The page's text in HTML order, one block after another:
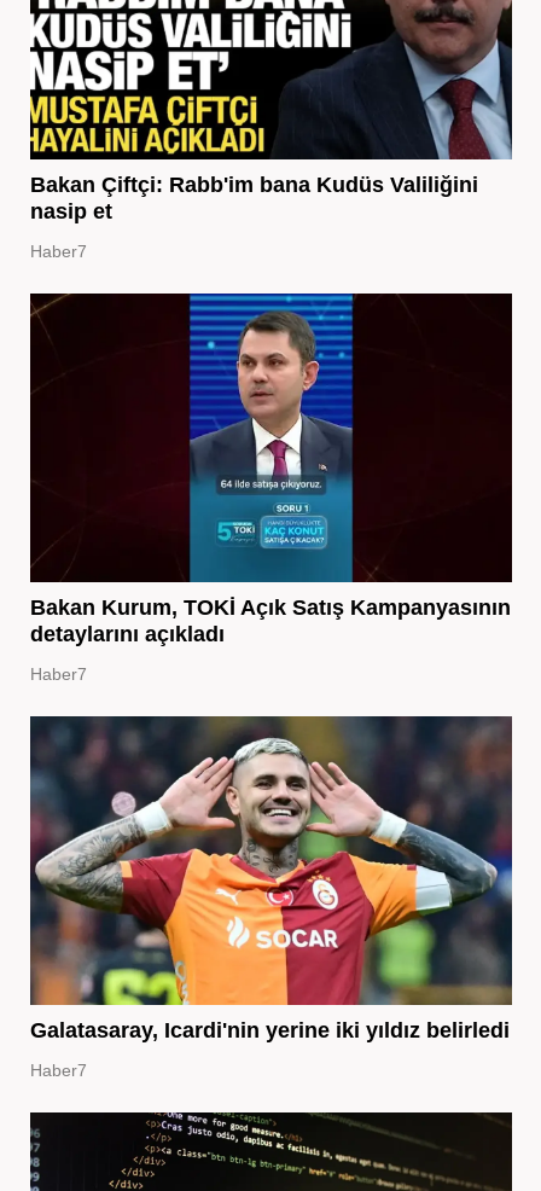
Bakan Çiftçi: Rabb'im bana Kudüs Valiliğini
nasip et
Haber7
Bakan Kurum, TOKİ Açık Satış Kampanyasının
detaylarını açıkladı
Haber7
Galatasaray, Icardi'nin yerine iki yıldız belirledi
Haber7